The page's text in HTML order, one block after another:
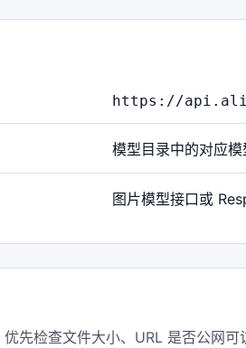
https://
模型目录中的对应模
图片模型接口或
先检查文件大小、URL 是否公网